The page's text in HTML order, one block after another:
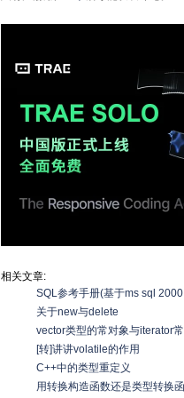
相关文章:
SQL参考手册(基于ms sql
关于new与delete
vector类型的常对象与iterator
[转]讲讲volatile的作用
C++中的类型重定义
用转换构造函数还是类型转换